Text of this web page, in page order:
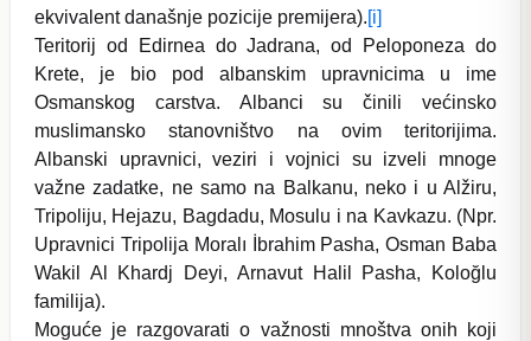
ekvivalent današnje pozicije premijera).[i]
Teritorij od Edirnea do Jadrana, od Peloponeza do
Krete, je bio pod albanskim upravnicima u ime
Osmanskog carstva. Albanci su činili većinsko
muslimansko stanovništvo na ovim teritorijima.
Albanski upravnici, veziri i vojnici su izveli mnoge
važne zadatke, ne samo na Balkanu, neko i u Alžiru,
Tripoliju, Hejazu, Bagdadu, Mosulu i na Kavkazu. (Npr.
Upravnici Tripolija Moralı İbrahim Pasha, Osman Baba
Wakil Al Khardj Deyi, Arnavut Halil Pasha, Koloğlu
familija).
Moguće je razgovarati o važnosti mnoštva onih koji